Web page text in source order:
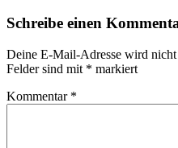
Schreibe einen
Deine E-Mail-Adresse wird
Felder sind mit * markiert
Kommentar *